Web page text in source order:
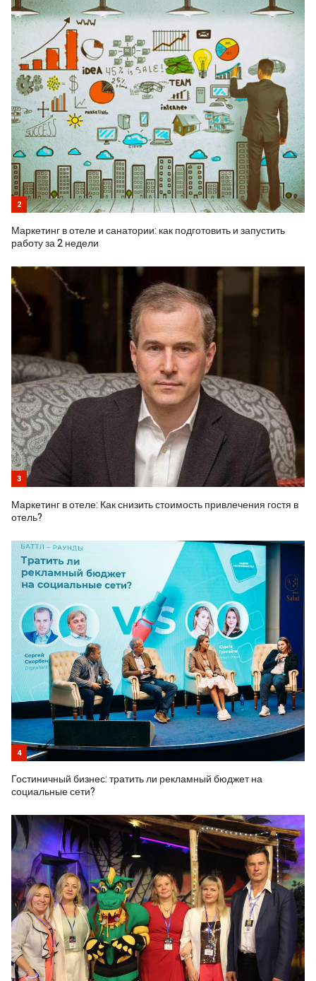
2
Маркетинг в отеле и санатории: как подготовить и запустить
работу за 2 недели
3
Маркетинг в отеле: Как снизить стоимость привлечения гостя в
отель?
4
Гостиничный бизнес: тратить ли рекламный бюджет на
социальные сети?